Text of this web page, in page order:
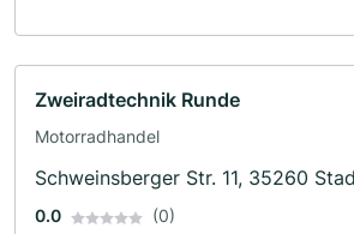
Zweiradtechnik Runde
Motorradhandel
Schweinsberger Str. 11, 35260
0.0 (0)